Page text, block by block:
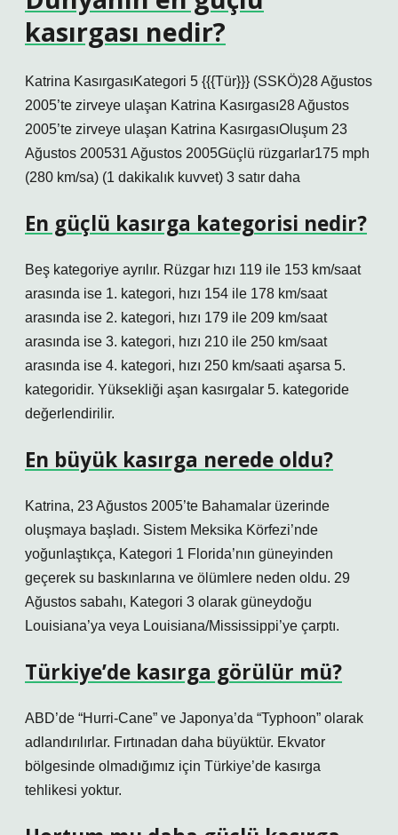
kasırgası nedir?
Katrina KasırgasıKategori 5 {{{Tür}}} (SSKÖ)28 Ağustos
2005’te zirveye ulaşan Katrina Kasırgası28 Ağustos
2005’te zirveye ulaşan Katrina KasırgasıOluşum 23
Ağustos 200531 Ağustos 2005Güçlü rüzgarlar175 mph
(280 km/sa) (1 dakikalık kuvvet) 3 satır daha
En güçlü kasırga kategorisi nedir?
Beş kategoriye ayrılır. Rüzgar hızı 119 ile 153 km/saat
arasında ise 1. kategori, hızı 154 ile 178 km/saat
arasında ise 2. kategori, hızı 179 ile 209 km/saat
arasında ise 3. kategori, hızı 210 ile 250 km/saat
arasında ise 4. kategori, hızı 250 km/saati aşarsa 5.
kategoridir. Yüksekliği aşan kasırgalar 5. kategoride
değerlendirilir.
En büyük kasırga nerede oldu?
Katrina, 23 Ağustos 2005’te Bahamalar üzerinde
oluşmaya başladı. Sistem Meksika Körfezi’nde
yoğunlaştıkça, Kategori 1 Florida’nın güneyinden
geçerek su baskınlarına ve ölümlere neden oldu. 29
Ağustos sabahı, Kategori 3 olarak güneydoğu
Louisiana’ya veya Louisiana/Mississippi’ye çarptı.
Türkiye’de kasırga görülür mü?
ABD’de “Hurri-Cane” ve Japonya’da “Typhoon” olarak
adlandırılırlar. Fırtınadan daha büyüktür. Ekvator
bölgesinde olmadığımız için Türkiye’de kasırga
tehlikesi yoktur.